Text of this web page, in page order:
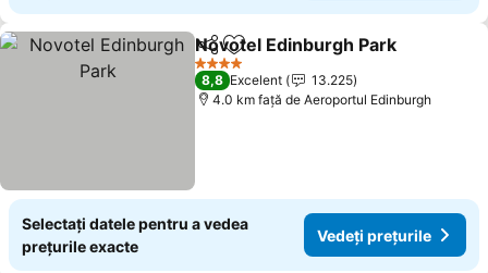
DistribuițiAdăugaţi la favorite
Novotel Edinburgh Park
4 Stele
8,8 Excelent
13.225
4.0 km faţă de Aeroportul Edinburgh
Selectați datele pentru a vedea
prețurile exacte
Vedeți prețurile